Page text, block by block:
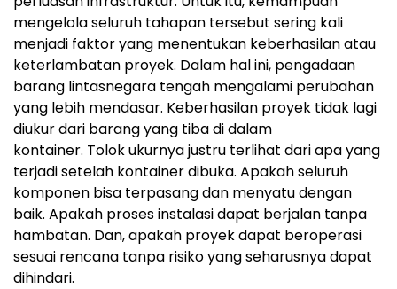
mengelola seluruh tahapan tersebut sering kali
menjadi faktor yang menentukan keberhasilan atau
keterlambatan proyek. Dalam hal ini, pengadaan
barang lintasnegara tengah mengalami perubahan
yang lebih mendasar. Keberhasilan proyek tidak lagi
diukur dari barang yang tiba di dalam
kontainer. Tolok ukurnya justru terlihat dari apa yang
terjadi setelah kontainer dibuka. Apakah seluruh
komponen bisa terpasang dan menyatu dengan
baik. Apakah proses instalasi dapat berjalan tanpa
hambatan. Dan, apakah proyek dapat beroperasi
sesuai rencana tanpa risiko yang seharusnya dapat
dihindari.